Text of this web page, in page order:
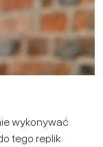
wykonywać
tego replik